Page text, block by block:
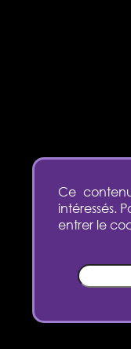
Ce
intéressés.
entrer le